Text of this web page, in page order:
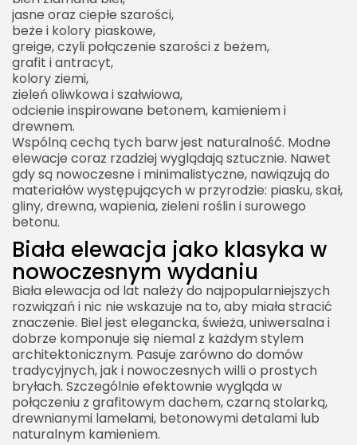
jasne oraz ciepłe szarości,
beże i kolory piaskowe,
greige, czyli połączenie szarości z beżem,
grafit i antracyt,
kolory ziemi,
zieleń oliwkowa i szałwiowa,
odcienie inspirowane betonem, kamieniem i
drewnem.
Wspólną cechą tych barw jest naturalność. Modne
elewacje coraz rzadziej wyglądają sztucznie. Nawet
gdy są nowoczesne i minimalistyczne, nawiązują do
materiałów występujących w przyrodzie: piasku, skał,
gliny, drewna, wapienia, zieleni roślin i surowego
betonu.
Biała elewacja jako klasyka w
nowoczesnym wydaniu
Biała elewacja od lat należy do najpopularniejszych
rozwiązań i nic nie wskazuje na to, aby miała stracić
znaczenie. Biel jest elegancka, świeża, uniwersalna i
dobrze komponuje się niemal z każdym stylem
architektonicznym. Pasuje zarówno do domów
tradycyjnych, jak i nowoczesnych willi o prostych
bryłach. Szczególnie efektownie wygląda w
połączeniu z grafitowym dachem, czarną stolarką,
drewnianymi lamelami, betonowymi detalami lub
naturalnym kamieniem.